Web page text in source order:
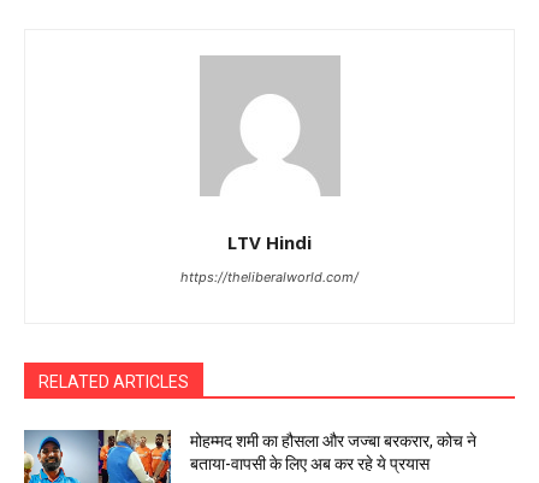
LTV Hindi
https://theliberalworld.com/
RELATED ARTICLES
मोहम्मद शमी का हौसला और जज्बा बरकरार, कोच ने
बताया-वापसी के लिए अब कर रहे ये प्रयास